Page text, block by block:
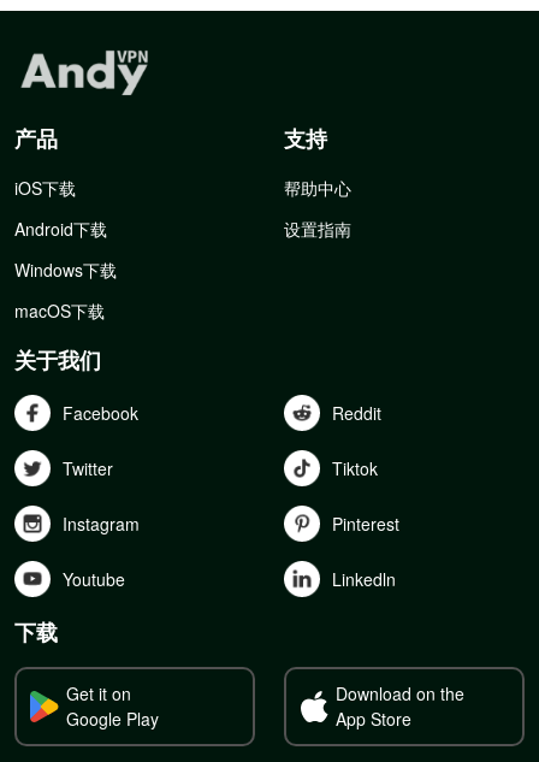
产品
iOS下载
Android下载
Windows下载
macOS下载
支持
帮助中心
设置指南
关于我们
Facebook Reddit
Twitter Tiktok
Instagram Pinterest
Youtube Linkedln
下载
Get it on
Google Play
Download on the
App Store